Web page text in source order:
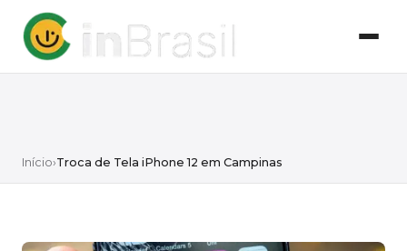
Início›Troca de Tela iPhone 12 em Campinas